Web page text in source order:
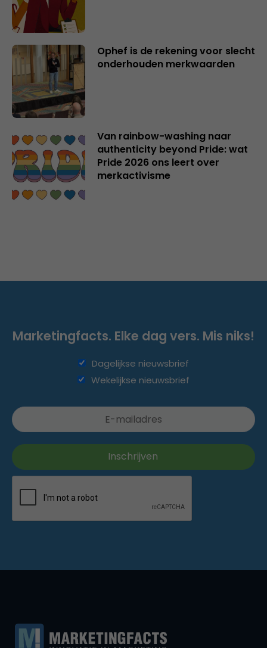
Ophef is de rekening voor slecht
onderhouden merkwaarden
Van rainbow-washing naar
authenticity beyond Pride: wat
Pride 2026 ons leert over
merkactivisme
Marketingfacts. Elke dag vers. Mis niks!
Dagelijkse nieuwsbrief
Wekelijkse nieuwsbrief